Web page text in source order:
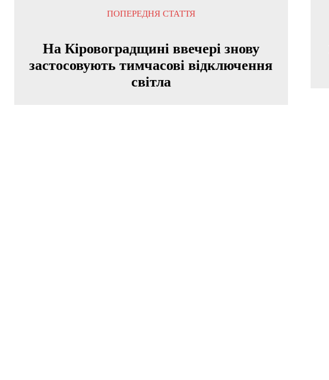
ПОПЕРЕДНЯ СТАТТЯ
На Кіровоградщині ввечері знову
застосовують тимчасові відключення
світла